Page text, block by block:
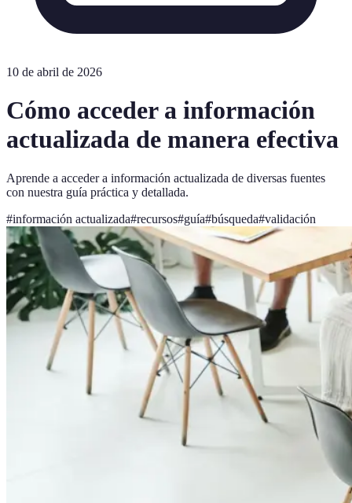
10 de abril de 2026
Cómo acceder a información
actualizada de manera efectiva
Aprende a acceder a información actualizada de diversas fuentes
con nuestra guía práctica y detallada.
#información actualizada#recursos#guía#búsqueda#validación